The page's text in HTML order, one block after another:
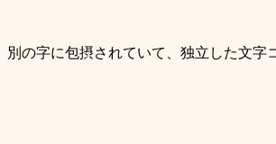
別の字に包摂されていて、独立した文字